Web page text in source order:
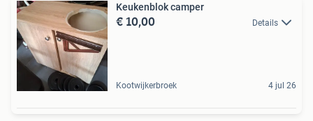
Keukenblok camper
€ 10,00 Details
Kootwijkerbroek 4 jul 26